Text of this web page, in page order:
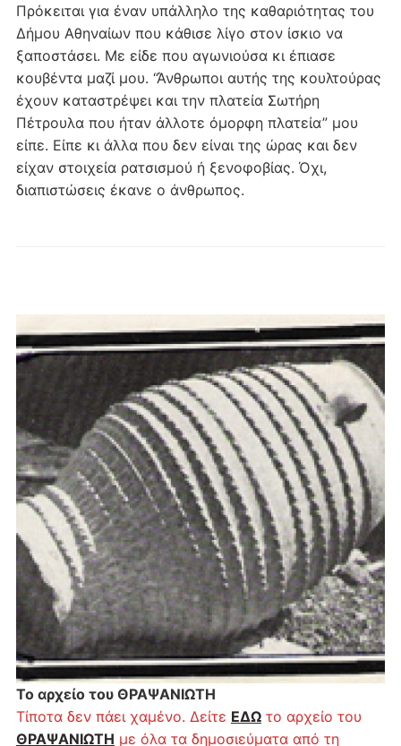
Το αρχείο του ΘΡΑΨΑΝΙΩΤΗ
Τίποτα δεν πάει χαμένο. Δείτε ΕΔΩτο αρχείο του
ΘΡΑΨΑΝΙΩΤΗ με όλα τα δημοσιεύματα από τη
Πρόκειται για έναν υπάλληλο της καθαριότητας του
Δήμου Αθηναίων που κάθισε λίγο στον ίσκιο να
ξαποστάσει. Με είδε που αγωνιούσα κι έπιασε
κουβέντα μαζί μου. “Άνθρωποι αυτής της κουλτούρας
έχουν καταστρέψει και την πλατεία Σωτήρη
Πέτρουλα που ήταν άλλοτε όμορφη πλατεία” μου
είπε. Είπε κι άλλα που δεν είναι της ώρας και δεν
είχαν στοιχεία ρατσισμού ή ξενοφοβίας. Όχι,
διαπιστώσεις έκανε ο άνθρωπος.